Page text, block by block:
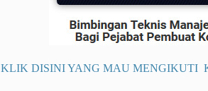
KLIK DISINI YANG MAU MENGIKUTI